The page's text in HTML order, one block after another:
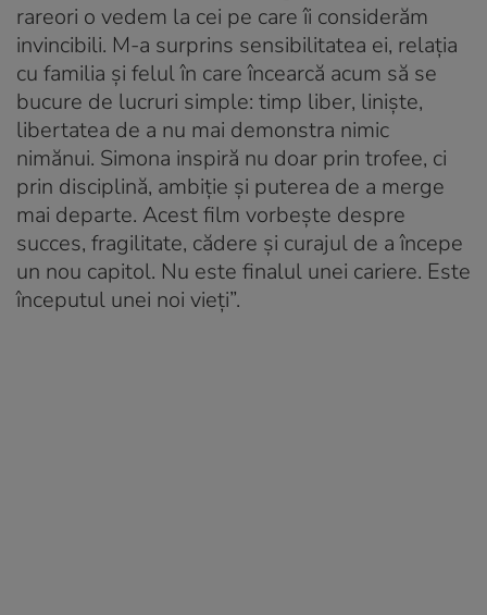
rareori o vedem la cei pe care îi considerăm
invincibili. M-a surprins sensibilitatea ei, relația
cu familia și felul în care încearcă acum să se
bucure de lucruri simple: timp liber, liniște,
libertatea de a nu mai demonstra nimic
nimănui. Simona inspiră nu doar prin trofee, ci
prin disciplină, ambiție și puterea de a merge
mai departe. Acest film vorbește despre
succes, fragilitate, cădere și curajul de a începe
un nou capitol. Nu este finalul unei cariere. Este
începutul unei noi vieți”.